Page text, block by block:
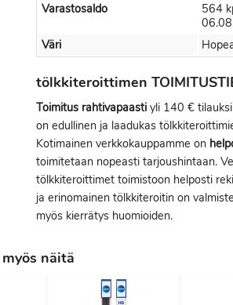
Varastosaldo
564
Väri
tölkkiteroittimen
Toimitus rahtivapaasti yli 140 €
on edullinen ja laadukas
Kotimainen verkkokauppamme on
toimitetaan nopeasti tarjoushintaan.
tölkkiteroittimet toimistoon helposti
ja erinomainen tölkkiteroitin on
myös kierrätys huomioiden.
näitä